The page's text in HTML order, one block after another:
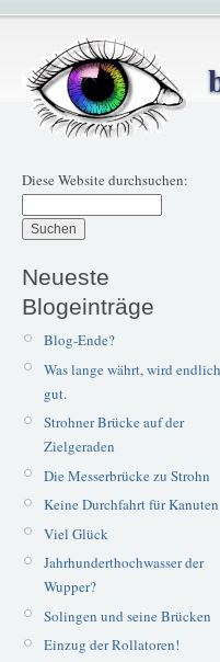
Diese Website durchsuchen:
Neueste
Blogeinträge
Blog-Ende?
Was lange währt, wird endlich
gut.
Strohner Brücke auf der
Zielgeraden
Die Messerbrücke zu Strohn
Keine Durchfahrt für Kanuten
Viel Glück
Jahrhunderthochwasser der
Wupper?
Solingen und seine Brücken
Einzug der Rollatoren!